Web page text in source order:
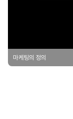
마케팅의 정의